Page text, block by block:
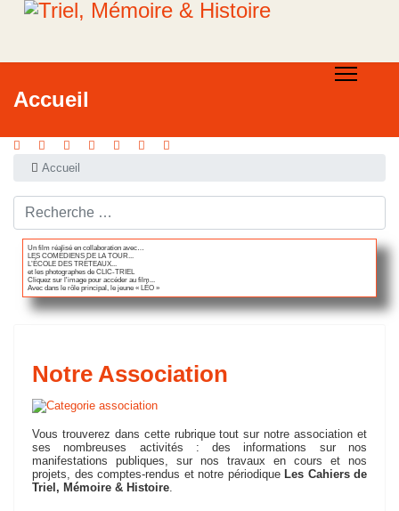
Accueil
Accueil
Rechercher ...
Un film réalisé en collaboration avec…
LES COMÉDIENS DE LA TOUR...
L’ÉCOLE DES TRÉTEAUX...
et les photographes de CLIC-TRIEL
Cliquez sur l'image pour accéder au film...
Avec dans le rôle principal, le jeune « LÉO »
Notre Association
Vous trouverez dans cette rubrique tout sur notre association et
ses nombreuses activités : des informations sur nos
manifestations publiques, sur nos travaux en cours et nos
projets, des comptes-rendus et notre périodique Les Cahiers de
Triel, Mémoire & Histoire.